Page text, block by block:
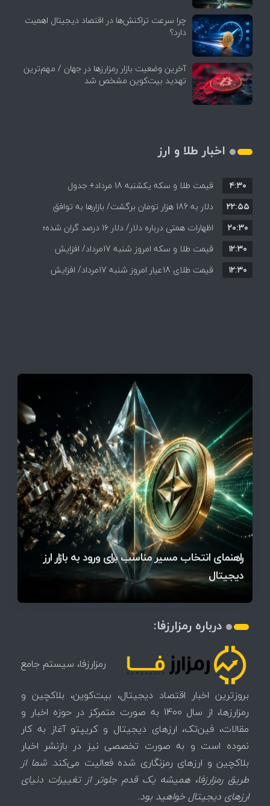
چرا سرعت تراکنش‌ها در اقتصاد دیجیتال اهمیت
دارد؟
آخرین وضعیت بازار رمزارزها در جهان / مهم‌ترین
تهدید بیت‌کوین مشخص شد
اخبار طلا و ارز
قیمت طلا و سکه یکشنبه 18 مرداد+ جدول
۴:۳۰
دلار به 186 هزار تومان برگشت/ بازارها به توافق
احتمالی هرمز چه واکنشی نشان دادند؟
۲۲:۵۵
اظهارات همتی درباره دلار/ دلار ۱۶ درصد گران شده؛
این افزایش طبیعی است
۲۰:۳۰
قیمت طلا و سکه امروز شنبه 17مرداد/ افزایش
همه قیمت ها + جدول و جزئیات
۱۲:۳۰
قیمت طلای 18عیار امروز شنبه 17مرداد/ افزایش
۱۲:۳۰
راهنمای انتخاب مسیر مناسب برای ورود به بازار ارز
دیجیتال
چرا سرعت تراکنش‌ها در اقتصاد دیجیتال اهمیت دارد؟
آخرین وضعیت بازار رمزارزها در جهان / مهم‌ترین
تهدید بیت‌کوین مشخص شد
اتفاق تاریخی در بازار رمزارزها / بیت‌کوین سبز شد
قیمت تتر، بیت‌کوین و اتریوم امروز دوشنبه ۵ مرداد
۱۴۰۵ | بیت‌کوین این مرز را از دست بدهد، همه‌چیز
تغییر می‌کند
رقابت پنهان دولت‌ها بر سر بیت‌کوین/ ۱۰ کشور برتر
کدامند؟
اتفاق مهم در بازار رمزارزها / بیت‌کوین وارد فاز تازه شد
تازه‌ترین رسوایی ارز دیجیتال؛ شکایت میلیاردی روی
میز / ۶۲۲ بیت‌کوین کجا رفت؟
درباره رمزارزفا:
رمزارزفا، سیستم جامع
بروزترین اخبار اقتصاد دیجیتال، بیت‌کوین، بلاکچین و
رمزارزها، از سال 1400 به صورت متمرکز در حوزه اخبار و
مقالات، فین‌تک، ارزهای‌ دیجیتال و کریپتو آغاز به کار
نموده است و به صورت تخصصی نیز در بازنشر اخبار
بلاکچین و ارزهای رمزنگاری شده فعالیت می‌کند.شما از
طریق رمزارزفا، همیشه یک قدم جلوتر از تغییرات دنیای
ارزهای دیجیتال خواهید بود.